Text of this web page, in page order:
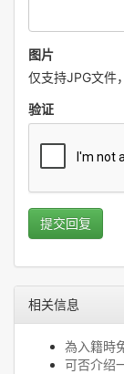
图片
仅支持JPG文件
验证
提交回复
相关信息
為入籍時
可否介绍